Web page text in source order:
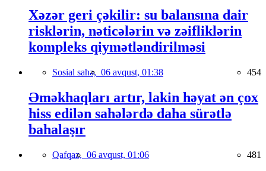
Xəzər geri çəkilir: su balansına dair
risklərin, nəticələrin və zəifliklərin
kompleks qiymətləndirilməsi
Sosial sahə, 06 avqust, 01:38 454
Əməkhaqları artır, lakin həyat ən çox
hiss edilən sahələrdə daha sürətlə
bahalaşır
Qafqaz, 06 avqust, 01:06 481